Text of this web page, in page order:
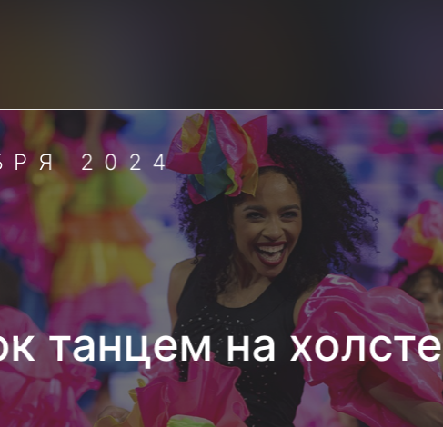
2024
танцем на холсте